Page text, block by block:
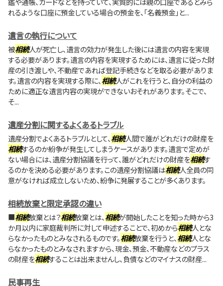
れるような口座に預金している場合の預金を、「名義預金」と...
遺言の執行について
被相続人が死亡し、遺言の効力が発生した後には遺言の内容を実現
する必要があります。遺言の内容を実現するためには、遺言に従った財
産の引き渡しや、不動産であれば登記手続きなどを取る必要がありま
す。遺言の内容を実現する際に、相続人がこれを行うと、自分の利益の
ために適正な遺言内容の実現ができないおそれがあります。そこで、
そ...
遺産分割に関するよくあるトラブル
遺産分割でよくあるトラブルとして、相続人間で誰がどれだけの財産を
相続するのか紛争が発生してしまうケースがあります。遺言で定めが
ない場合には、遺産分割協議を行って、誰がどれだけの財産を相続す
るのかを決める必要があります。この遺産分割協議は相続人全員の同
意がなければ成立しないため、紛争に発展することが多くあります。
相続放棄と限定承認の違い
■相続放棄とは？相続放棄とは、相続が開始したことを知った時から3
か月以内に家庭裁判所に対して申述することで、初めから相続人とな
らなかったものとみなされるものです。相続放棄を行うと、相続人とな
らなかったものとみなされますから、現金、預金、不動産などのプラス
の財産を相続することは出来ませんし、負債などのマイナスの財産...
民事再生